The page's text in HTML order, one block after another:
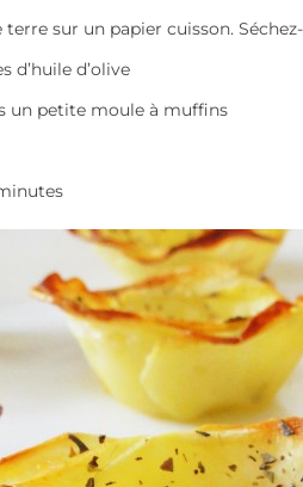
sur un papier cuisson.
d’huile d’olive
un petite moule à muffins